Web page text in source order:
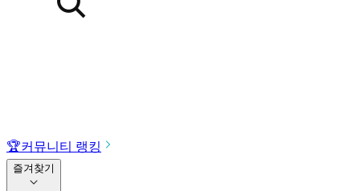
음식 · 영양제 리뷰를 찾아보세요
🏆커뮤니티 랭킹
즐겨찾기